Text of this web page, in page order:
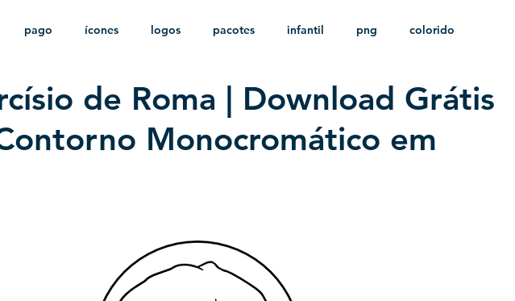
pago ícones logos pacotes infantil png colorido
estampas sem fundo HD minimalista psd heráldica
de Roma | Download Grátis
Monocromático em